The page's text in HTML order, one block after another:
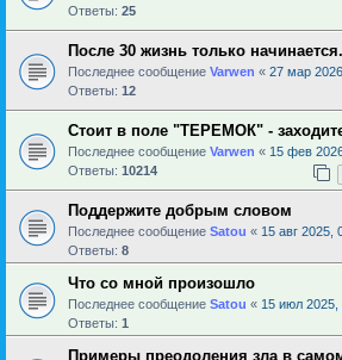
Ответы: 25
После 30 жизнь только
Последнее сообщение Varwen « 27 мар
Ответы: 12
Стоит в поле "ТЕРЕМОК" -
Последнее сообщение Varwen « 15 фев
Ответы: 10214
Поддержите добрым словом
Последнее сообщение Satou « 15 авг 2025,
Ответы: 8
Что со мной произошло
Последнее сообщение Satou « 15 июл 2025,
Ответы: 1
Примеры преодоления зла в